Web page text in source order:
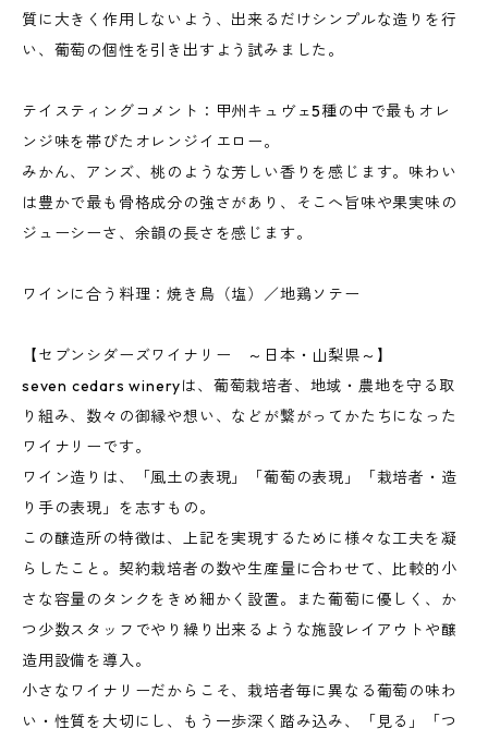
質に大きく作用しないよう、出来るだけシンプルな造りを行
い、葡萄の個性を引き出すよう試みました。
テイスティングコメント：甲州キュヴェ5種の中で最もオレ
ンジ味を帯びたオレンジイエロー。
みかん、アンズ、桃のような芳しい香りを感じます。味わい
は豊かで最も骨格成分の強さがあり、そこへ旨味や果実味の
ジューシーさ、余韻の長さを感じます。
ワインに合う料理：焼き鳥（塩）／地鶏ソテー
【セブンシダーズワイナリー ～日本・山梨県～】
seven cedars wineryは、葡萄栽培者、地域・農地を守る取
り組み、数々の御縁や想い、などが繋がってかたちになった
ワイナリーです。
ワイン造りは、「風土の表現」「葡萄の表現」「栽培者・造
り手の表現」を志すもの。
この醸造所の特徴は、上記を実現するために様々な工夫を凝
らしたこと。契約栽培者の数や生産量に合わせて、比較的小
さな容量のタンクをきめ細かく設置。また葡萄に優しく、か
つ少数スタッフでやり繰り出来るような施設レイアウトや醸
造用設備を導入。
小さなワイナリーだからこそ、栽培者毎に異なる葡萄の味わ
い・性質を大切にし、もう一歩深く踏み込み、「見る」「つ